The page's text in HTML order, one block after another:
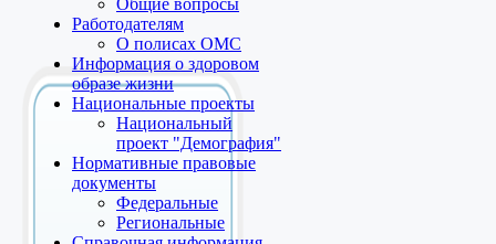
Общие вопросы
Работодателям
О полисах ОМС
Информация о здоровом
образе жизни
Национальные проекты
Национальный
проект "Демография"
Нормативные правовые
документы
Федеральные
Региональные